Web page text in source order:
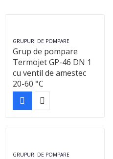
GRUPURI DE POMPARE
Grup de pompare
Termojet GP-46 DN 1
cu ventil de amestec
20-60 °C
GRUPURI DE POMPARE